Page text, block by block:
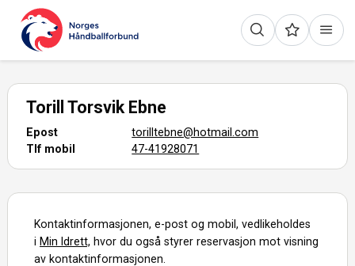
Torill Torsvik Ebne
Epost
torilltebne@hotmail.com
Tlf mobil
47-41928071
Kontaktinformasjonen, e-post og mobil, vedlikeholdes
i Min Idrett, hvor du også styrer reservasjon mot visning
av kontaktinformasjonen.